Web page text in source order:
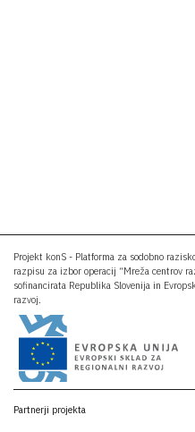
Projekt konS - Platforma za sodobno
razpisu za izbor operacij “Mreža centrov
sofinancirata Republika Slovenija in
razvoj.
Partnerji projekta